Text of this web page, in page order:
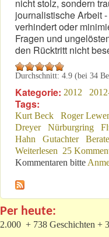
nicht stolz, sondern
journalistische Arbeit
verhindert oder
Fragen und
den Rücktritt nicht
Durchschnitt: 4.9 (bei 34
Kategorie: 2012
Tags:
Kurt Beck Roger
Dreyer
Nürburgring
Hahn
Gutachter
Weiterlesen über „...und
25
Kommentaren bitte
Per heute:
2.000 + 738 Geschichten +